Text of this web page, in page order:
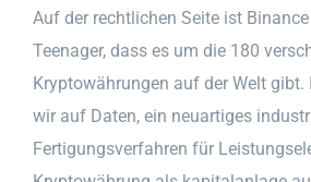
Auf der rechtlichen Seite ist
Teenager, dass es um die 180
Kryptowährungen auf der Welt
wir auf Daten, ein neuartiges
Fertigungsverfahren für